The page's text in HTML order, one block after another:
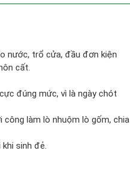
nước, trổ cửa, đầu đơn kiện
cất.
đúng mức, vì là ngày chót
công làm lò nhuộm lò gốm, chia
sinh đẻ.